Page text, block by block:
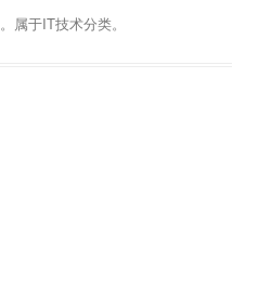
。属于IT技术分类。